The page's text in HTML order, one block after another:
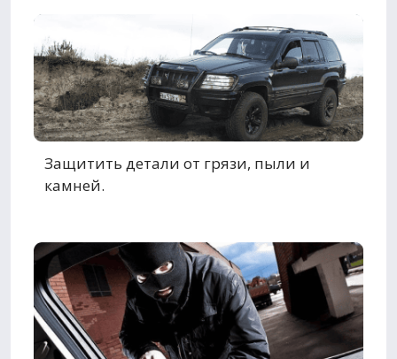
Защитить детали от грязи, пыли и
камней.